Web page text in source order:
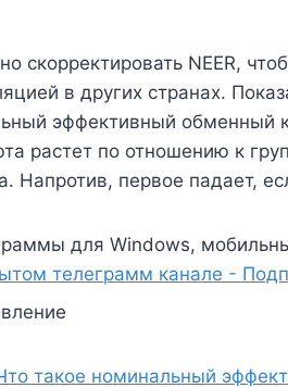
скорректировать NEER,
в других странах.
эффективный обменный
растет по отношению к
Напротив, первое падает,
для Windows,
телеграмм канале -
такое номинальный